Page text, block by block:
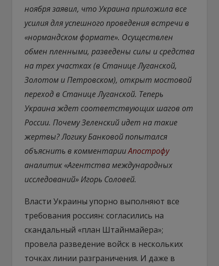
ноября заявил, что Украина приложила все
усилия для успешного проведения встречи в
«нормандском формате». Осуществлен
обмен пленными, разведены силы и средства
на трех участках (в Станице Луганской,
Золотом и Петровском), открыт мостовой
переход в Станице Луганской. Теперь
Украина ждет соответствующих шагов от
России. Почему Зеленский идет на такие
жертвы? Логику Банковой попытался
объяснить в комментарииАпострофу
аналитик «Агентства международных
исследований» Игорь Соловей.
Власти Украины упорно выполняют все
требования россиян: согласились на
скандальный «план Штайнмайера»;
провела разведение войск в нескольких
точках линии разграничения. И даже в